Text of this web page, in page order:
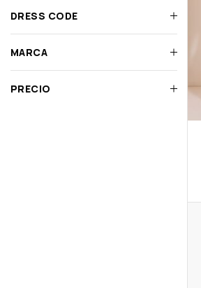
DRESS CODE
MARCA
PRECIO